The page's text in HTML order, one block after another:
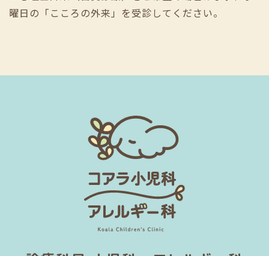
曜日の「こころの外来」を受診してください。